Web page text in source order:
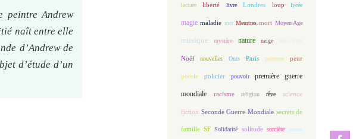
peintre Andrew
naît entre elle
d’Andrew de
d’étude d’un
lecture liberté livre Londres loup lycée
magie maladie mer Meurtres mort Moyen Age
musique mystère nature neige
Noël nouvelles Ours Paris peinture peur
poésie policier pouvoir première guerre
mondiale racisme religion rêve science
fiction Seconde Guerre Mondiale secrets de
famille SF Solidarité solitude sorcière souris